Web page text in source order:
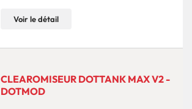
Voir le détail
CLEAROMISEUR DOTTANK MAX V2 -
DOTMOD